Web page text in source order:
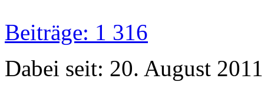
Beiträge: 1 316
Dabei seit: 20. August 2011